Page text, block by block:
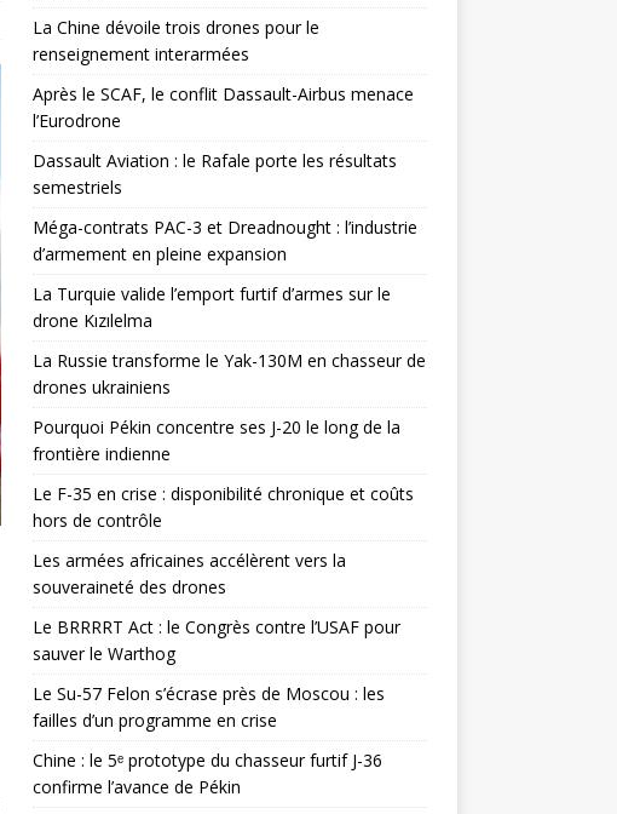
La Chine dévoile trois drones pour le
renseignement interarmées
Après le SCAF, le conflit Dassault-Airbus menace
l’Eurodrone
Dassault Aviation : le Rafale porte les résultats
semestriels
Méga-contrats PAC-3 et Dreadnought : l’industrie
d’armement en pleine expansion
La Turquie valide l’emport furtif d’armes sur le
drone Kızılelma
La Russie transforme le Yak-130M en chasseur de
drones ukrainiens
Pourquoi Pékin concentre ses J-20 le long de la
frontière indienne
Le F-35 en crise : disponibilité chronique et coûts
hors de contrôle
Les armées africaines accélèrent vers la
souveraineté des drones
Le BRRRRT Act : le Congrès contre l’USAF pour
sauver le Warthog
Le Su-57 Felon s’écrase près de Moscou : les
failles d’un programme en crise
Chine : le 5ᵉ prototype du chasseur furtif J-36
confirme l’avance de Pékin